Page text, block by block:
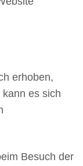
erhoben,
es sich
Besuch der